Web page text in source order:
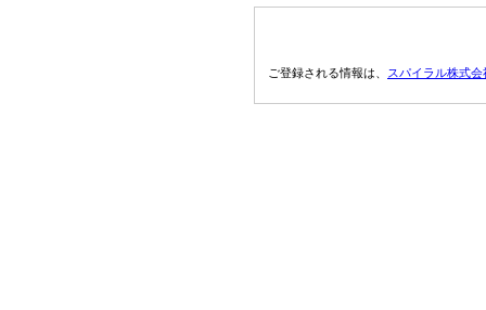
ご登録される情報は、 スパイラル株式会